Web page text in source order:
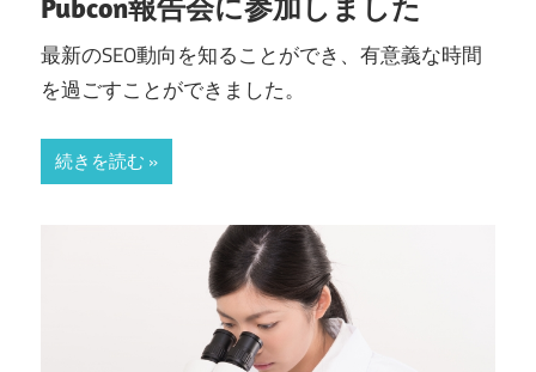
最新のSEO動向を知ることができ、有意義な時間
を過ごすことができました。
続きを読む